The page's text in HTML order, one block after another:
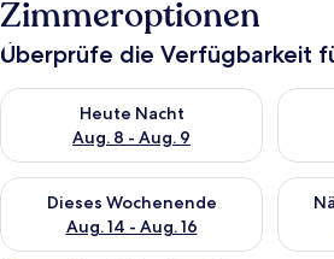
Zimmeroptionen
Überprüfe die Verfügbarkeit
Heute Nacht
Aug. 8 - Aug. 9
Überprüfe die Verfügbarkeit für
Dieses Wochenende
Aug. 14 - Aug. 16
Überprüfe die Verfügbarkeit für